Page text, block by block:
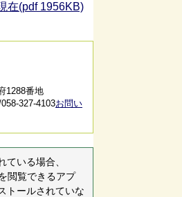
在(pdf 1956KB)
1288番地
327-4103お問い
ている場合、
閲覧できるアプ
トールされていな